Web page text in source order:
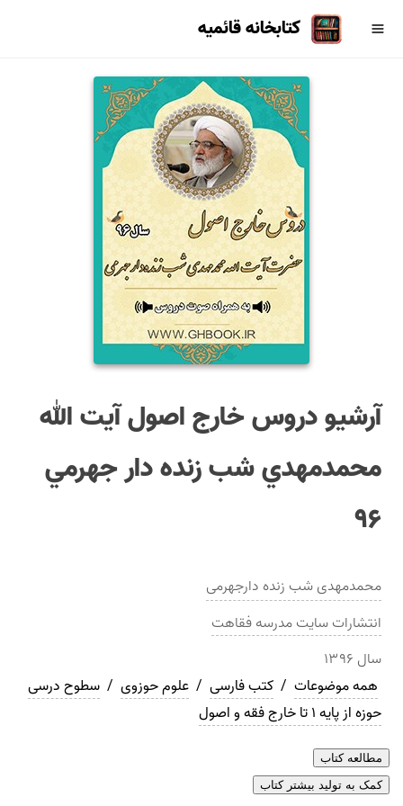
کتابخانه قائمیه
آرشيو دروس خارج اصول آيت الله
محمدمهدي شب زنده دار جهرمي
۹۶
محمدمهدی شب زنده دارجهرمی
انتشاراتسايت مدرسه فقاهت
سال ۱۳۹۶
همه موضوعات / کتب فارسی / علوم حوزوی / سطوح درسی
حوزه از پایه 1 تا خارج فقه و اصول
مطالعه کتاب
کمک به تولید بیشتر کتاب